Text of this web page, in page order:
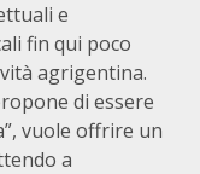
e
fin qui poco
agrigentina.
di essere
vuole offrire un
a